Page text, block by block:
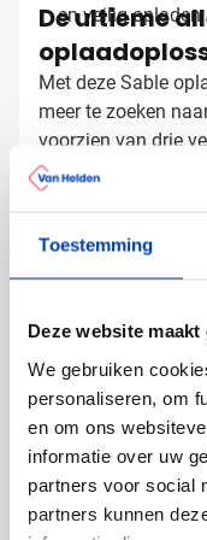
Toestemming
Deze website
We gebruiken
personaliseren, om
en om ons
informatie over uw
partners voor social
partners kunnen
en veilig opladen
De ultieme
Met deze Sable
meer te zoeken
voorzien van drie
USB, USB-C en
gebruikers als
jarenlang
Bij Van Helden
Met je
Met een tekst of
Gratis
bedrukte